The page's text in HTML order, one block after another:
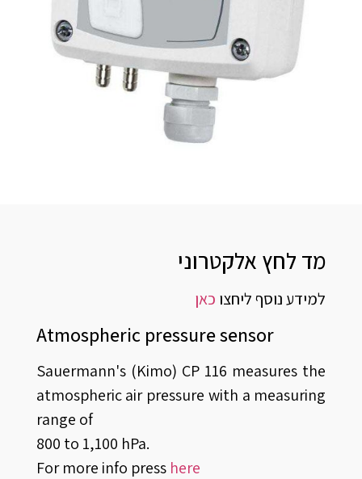
מד לחץ אלקטרוני
למידע נוסף ליחצו כאן
Atmospheric pressure sensor
Sauermann's (Kimo) CP 116 measures the
atmospheric air pressure with a measuring
range of
800 to 1,100 hPa.
For more info press here